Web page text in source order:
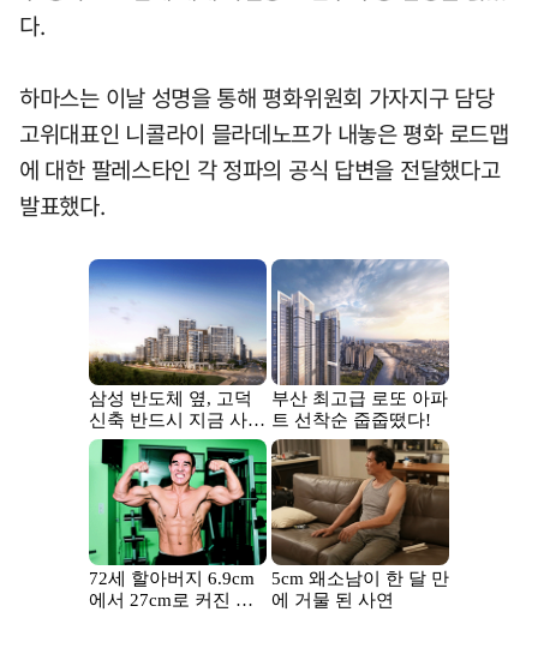
다.
하마스는 이날 성명을 통해 평화위원회 가자지구 담당
고위대표인 니콜라이 믈라데노프가 내놓은 평화 로드맵
에 대한 팔레스타인 각 정파의 공식 답변을 전달했다고
발표했다.